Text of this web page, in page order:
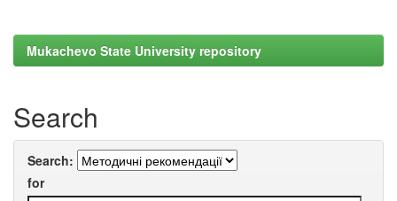
Mukachevo State University repository
Search
Search:
for